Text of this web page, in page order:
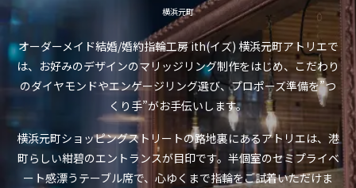
横浜元町
オーダーメイド結婚/婚約指輪工房 ith(イズ) 横浜元町アトリエで
は、お好みのデザインのマリッジリング制作をはじめ、こだわり
のダイヤモンドやエンゲージリング選び、プロポーズ準備を”つ
くり手”がお手伝いします。
横浜元町ショッピングストリートの路地裏にあるアトリエは、港
町らしい紺碧のエントランスが目印です。半個室のセミプライベ
ート感漂うテーブル席で、心ゆくまで指輪をご試着いただけま